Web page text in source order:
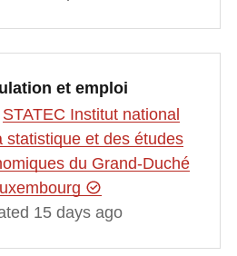
et emploi
STATEC Institut national
statistique et des études
du Grand-Duché
15 days ago